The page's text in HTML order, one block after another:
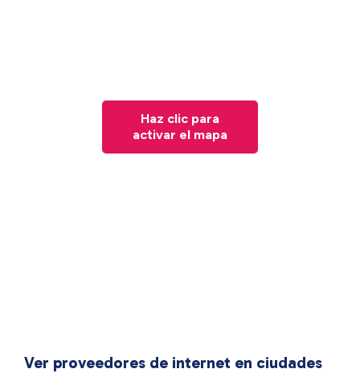
Haz clic para
activar el mapa
Ver proveedores de internet en ciudades